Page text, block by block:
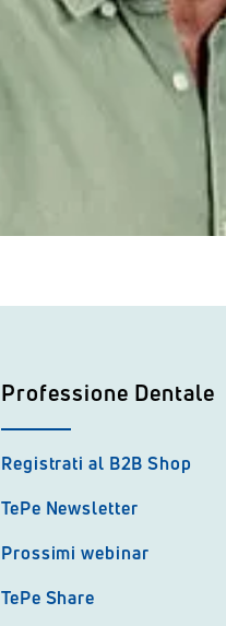
Professione Dentale
Registrati al B2B Shop
TePe Newsletter
Prossimi webinar
TePe Share